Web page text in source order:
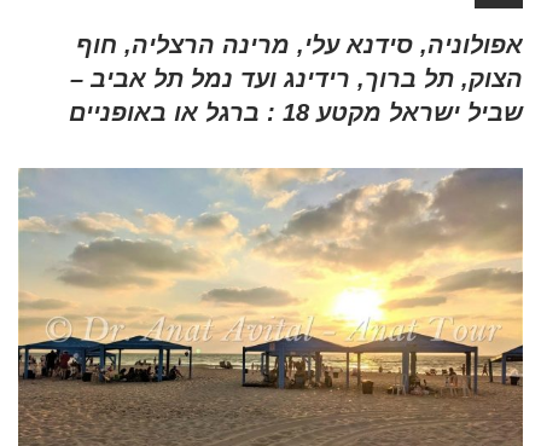
אפולוניה, סידנא עלי, מרינה הרצליה, חוף
הצוק, תל ברוך, רידינג ועד נמל תל אביב –
שביל ישראל מקטע 18 : ברגל או באופניים